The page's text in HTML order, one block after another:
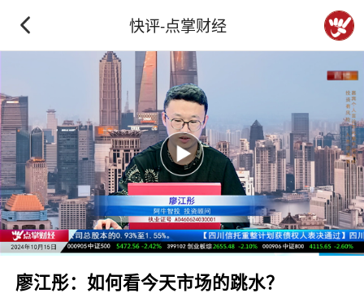
快评-点掌财经
廖江彤：如何看今天市场的跳水？